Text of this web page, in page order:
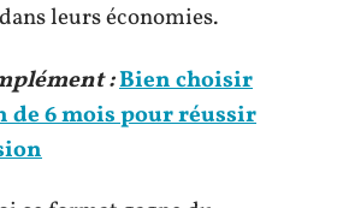
leurs économies.
:Bien choisir
de 6 mois pour réussir